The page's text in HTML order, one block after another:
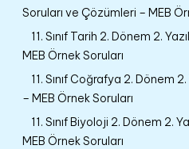
Soruları ve Çözümleri – MEB
11. Sınıf Tarih 2. Dönem 2.
MEB Örnek Soruları
11. Sınıf Coğrafya 2. Dönem
– MEB Örnek Soruları
11. Sınıf Biyoloji 2. Dönem 2.
MEB Örnek Soruları